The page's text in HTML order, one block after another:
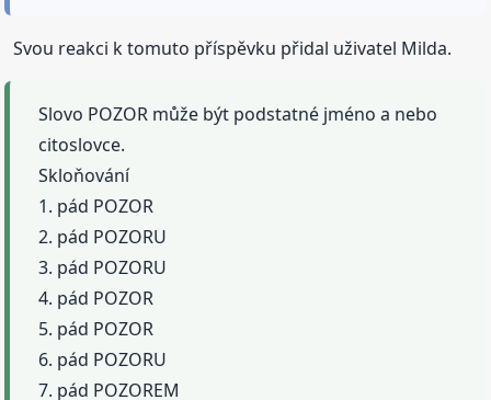
Svou reakci k tomuto příspěvku přidal uživatel Milda.
Slovo POZOR může být podstatné jméno a nebo
citoslovce.
Skloňování
1. pád POZOR
2. pád POZORU
3. pád POZORU
4. pád POZOR
5. pád POZOR
6. pád POZORU
7. pád POZOREM